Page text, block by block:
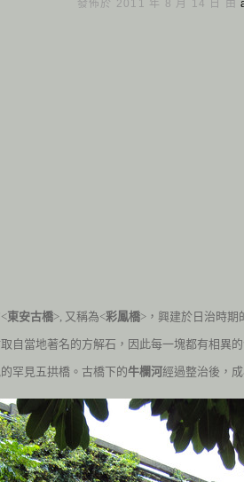
發佈於 2011 年 8 月 14 日 由
東安古橋>, 又稱為<彩鳳橋>，興建於日治時期
自當地著名的方解石，因此每一塊都有相異
罕見五拱橋。 古橋下的牛欄河經過整治後，